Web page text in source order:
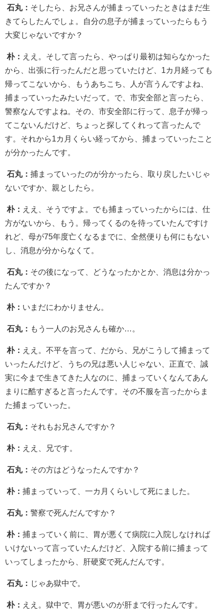
石丸： そしたら、お兄さんが捕まっていったときはまだ生
きてらしたんでしょ。自分の息子が捕まっていったらもう
大変じゃないですか？
朴： ええ。そして言ったら、やっぱり最初は知らなかった
から、出張に行ったんだと思っていたけど、1カ月経っても
帰ってこないから、もうあちこち、人が言うんですよね、
捕まっていったみたいだって。で、市安全部と言ったら、
警察なんですよね。その、市安全部に行って、息子が帰っ
てこないんだけど、ちょっと探してくれって言ったんで
す。それから1カ月くらい経ってから、捕まっていったこと
が分かったんです。
石丸： 捕まっていったのが分かったら、取り戻したいじゃ
ないですか、親としたら。
朴： ええ、そうですよ。でも捕まっていったからには、仕
方がないから、もう。帰ってくるのを待っていたんですけ
れど、母が75年度亡くなるまでに、全然便りも何にもない
し、消息が分からなくて。
石丸： その後になって、どうなったかとか、消息は分かっ
たんですか？
朴： いまだにわかりません。
石丸： もう一人のお兄さんも確か…。
朴： ええ。不平を言って、だから、兄がこうして捕まって
いったんだけど、うちの兄は悪い人じゃない、正直で、誠
実に今まで生きてきた人なのに、捕まっていくなんてあん
まりに酷すぎると言ったんです。その不服を言ったからま
た捕まっていった。
石丸： それもお兄さんですか？
朴： ええ、兄です。
石丸： その方はどうなったんですか？
朴： 捕まっていって、一カ月くらいして死にました。
石丸： 警察で死んだんですか？
朴： 捕まっていく前に、胃が悪くて病院に入院しなければ
いけないって言っていたんだけど、入院する前に捕まって
いってしまったから、肝硬変で死んだんです。
石丸： じゃあ獄中で。
朴： ええ。獄中で、胃が悪いのが肝まで行ったんです。